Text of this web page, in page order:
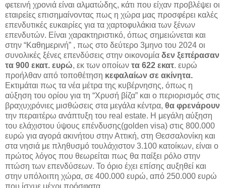
φετεινή χρονιά είναι αλματώδης, κάτι που είχαν προβλέψει οι
εταιρείες επισημαίνοντας πως η χώρα μας προσφέρει καλές
επενδυτικές ευκαιρίες για τα χαρτοφυλάκια των ξένων
επενδυτών. Είναι χαρακτηριστικό, όπως σημειώνεται και
στην “Καθημερινή” , πως στο δεύτερο 3μηνο του 2024 οι
συνολικές ξένες επενδύσεις στην οικονομία δεν ξεπέρασαν
τα 900 εκατ. ευρώ, εκ των οποίων τα 622 εκατ. ευρώ
προήλθαν από τοποθέτηση κεφαλαίων σε ακίνητα.
Εκτιμάται πως τα νέα μέτρα της κυβέρνησης, όπως η
αύξηση του ορίου για τη “Χρυσή βίζα” και ο περιορισμός στις
βραχυχρόνιες μισθώσεις στα μεγάλα κέντρα, θα φρενάρουν
την περαιτέρω ανάπτυξη του real estate. Η μεγάλη αύξηση
του ελάχιστου ύψους επένδυσης(golden visa) στις 800.000
ευρώ για αγορά ακινήτου στην Αττική, στη Θεσσαλονίκη και
στα νησιά με πληθυσμό τουλάχιστον 3.100 κατοίκων, είναι ο
πρώτος λόγος που θεωρείται πως θα παίξει ρόλο στην
πτώση των επενδύσεων. Το όριο έχει επίσης αυξηθεί και
στην υπόλοιπη χώρα, σε 400.000 ευρώ, από 250.000 ευρώ